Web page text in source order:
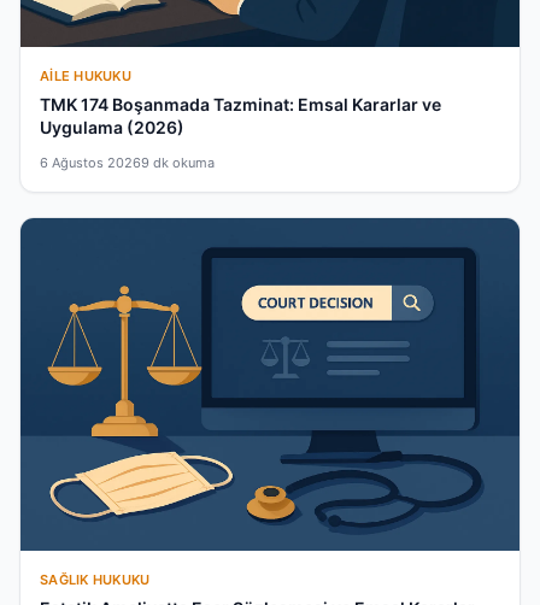
AILE HUKUKU
TMK 174 Boşanmada Tazminat: Emsal Kararlar ve
Uygulama (2026)
6 Ağustos 20269 dk okuma
SAĞLIK HUKUKU